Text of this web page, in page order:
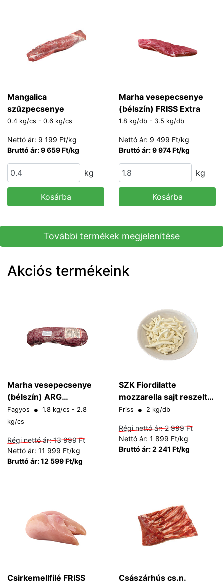
Mangalica
szűzpecsenye
0.4 kg/cs - 0.6 kg/cs
Nettó ár: 9 199 Ft/kg
Bruttó ár: 9 659 Ft/kg
kg
Kosárba
Marha vesepecsenye
(bélszín) FRISS Extra
1.8 kg/db - 3.5 kg/db
Nettó ár: 9 499 Ft/kg
Bruttó ár: 9 974 Ft/kg
kg
Kosárba
További termékek megjelenítése
Akciós termékeink
Marha vesepecsenye
(bélszín) ARG
Villámakciós
Fagyos
1.8 kg/cs - 2.8
kg/cs
Régi nettó ár:13 999 Ft
Nettó ár: 11 999 Ft/kg
Bruttó ár: 12 599 Ft/kg
SZK Fiordilatte
mozzarella sajt reszelt
Taglio Napoli Szarvasi
Friss 2 kg/db
Régi nettó ár:2 999 Ft
Nettó ár: 1 899 Ft/kg
Bruttó ár: 2 241 Ft/kg
Csirkemellfilé FRISS Császárhús cs.n.